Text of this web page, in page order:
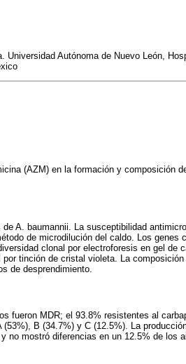
Universidad Autónoma de Nuevo León,
(AZM) en la formación y composición
A. baumannii. La susceptibilidad
de microdilución del caldo. Los genes
clonal por electroforesis en gel de
tinción de cristal violeta. La
de desprendimiento.
fueron MDR; el 93.8% resistentes al
(53%), B (34.7%) y C (12.5%). La
no mostró diferencias en un 12.5% de los